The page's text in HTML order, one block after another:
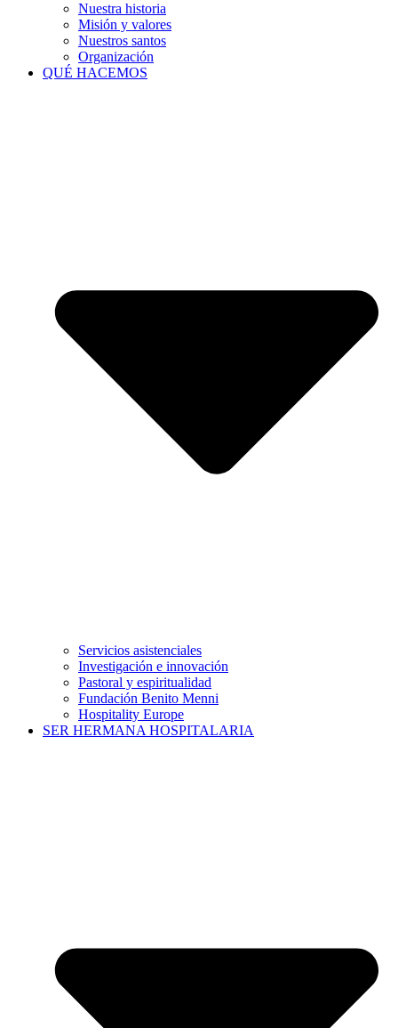
Nuestra historia
Misión y valores
Nuestros santos
Organización
QUÉ HACEMOS
Servicios asistenciales
Investigación e innovación
Pastoral y espiritualidad
Fundación Benito Menni
Hospitality Europe
SER HERMANA HOSPITALARIA